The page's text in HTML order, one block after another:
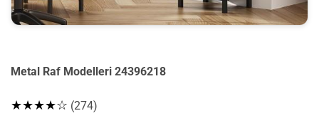
Metal Raf Modelleri 24396218
★★★★☆ (274)